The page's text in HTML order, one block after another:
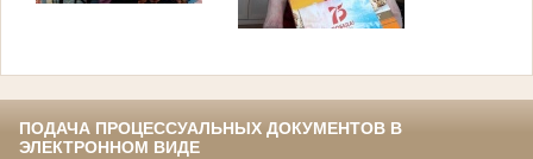
ПОДАЧА ПРОЦЕССУАЛЬНЫХ ДОКУМЕНТОВ В
ЭЛЕКТРОННОМ ВИДЕ